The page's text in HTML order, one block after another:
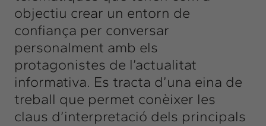
objectiu crear un entorn de
confiança per conversar
personalment amb els
protagonistes de l’actualitat
informativa. Es tracta d’una eina de
treball que permet conèixer les
claus d’interpretació dels principals